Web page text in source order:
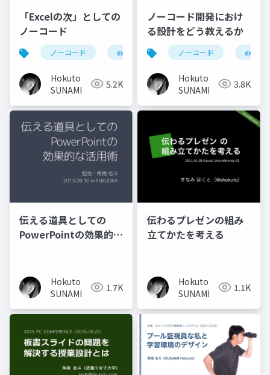
「Excelの次」としての
ノーコード
ノーコード excel 情報教育 appsheet
Hokuto
SUNAMI
5.2K
ノーコード開発におけ
る設計をどう教えるか
ノーコード excel
Hokuto
SUNAMI
3.8K
伝える道具としての
PowerPointの効果的な
Hokuto
SUNAMI
1.7K
伝わるプレゼンの組み
立てかたを考える
Hokuto
SUNAMI
1.1K